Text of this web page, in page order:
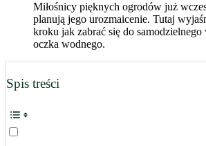
Miłośnicy pięknych ogrodów już
planują jego urozmaicenie. Tutaj
kroku jak zabrać się do
oczka wodnego.
Spis treści